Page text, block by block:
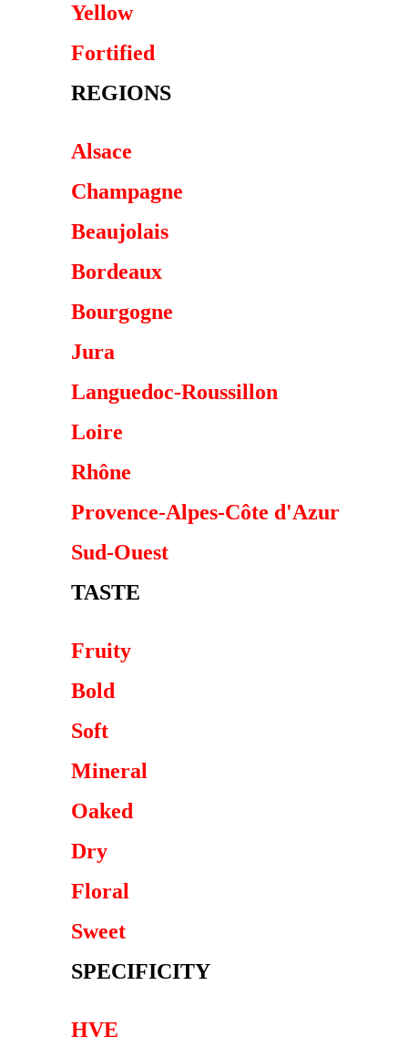
Yellow
Fortified
REGIONS
Alsace
Champagne
Beaujolais
Bordeaux
Bourgogne
Jura
Languedoc-Roussillon
Loire
Rhône
Provence-Alpes-Côte d'Azur
Sud-Ouest
TASTE
Fruity
Bold
Soft
Mineral
Oaked
Dry
Floral
Sweet
SPECIFICITY
HVE